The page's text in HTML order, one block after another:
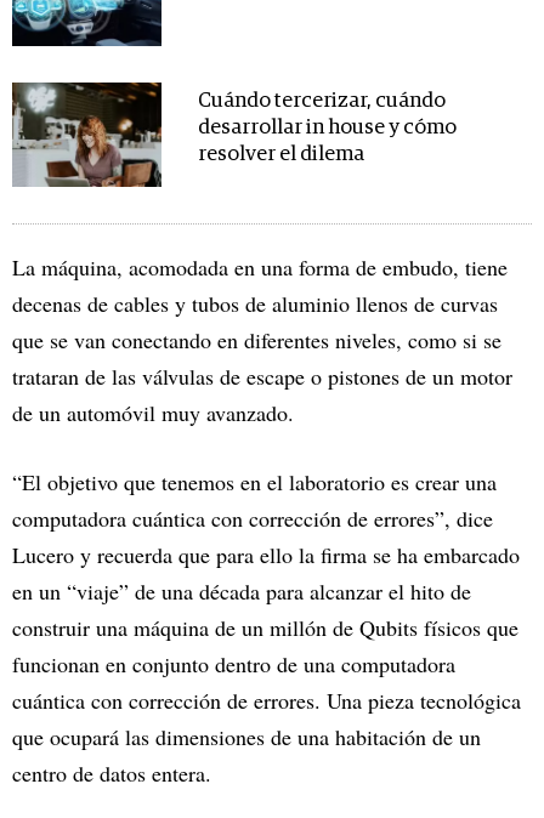
Cuándo tercerizar, cuándo
desarrollar in house y cómo
resolver el dilema
La máquina, acomodada en una forma de embudo, tiene
decenas de cables y tubos de aluminio llenos de curvas
que se van conectando en diferentes niveles, como si se
trataran de las válvulas de escape o pistones de un motor
de un automóvil muy avanzado.
“El objetivo que tenemos en el laboratorio es crear una
computadora cuántica con corrección de errores”, dice
Lucero y recuerda que para ello la firma se ha embarcado
en un “viaje” de una década para alcanzar el hito de
construir una máquina de un millón de Qubits físicos que
funcionan en conjunto dentro de una computadora
cuántica con corrección de errores. Una pieza tecnológica
que ocupará las dimensiones de una habitación de un
centro de datos entera.